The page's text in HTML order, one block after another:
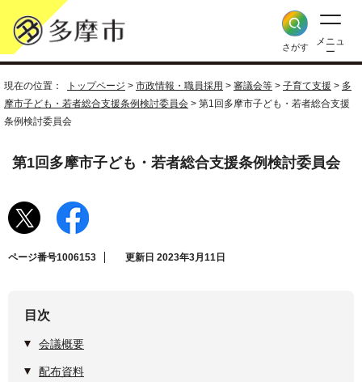
さがす
メニュ
ー
現在の位置： トップページ > 市政情報・職員採用 > 審議会等 > 子育て支援 > 多
摩市子ども・若者総合支援条例検討委員会 > 第1回多摩市子ども・若者総合支援
条例検討委員会
第1回多摩市子ども・若者総合支援条例検討委員会
ページ番号1006153 更新日 2023年3月11日
目次
会議概要
配布資料